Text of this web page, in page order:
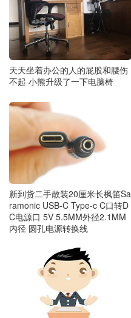
天天坐着办公的人的屁股和腰伤
不起 小熊升级了一下电脑椅
新到货二手散装20厘米长枫笛Sa
ramonic USB-C Type-c C口转D
C电源口 5V 5.5MM外径2.1MM
内径 圆孔电源转换线